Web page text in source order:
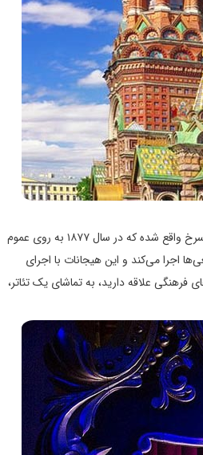
بلی می‌توانید خرس‌های روسی را در سیرک سن پترزبورگ تماشا کنید. این سیرک در یک ساختمان سنگی با گنبد سرخ واقع شده که در سال ۱۸۷۷ به روی عموم
اجرا می‌کند و این هیجانات با اجرای
علاقه دارید، به تماشای یک تئاتر،